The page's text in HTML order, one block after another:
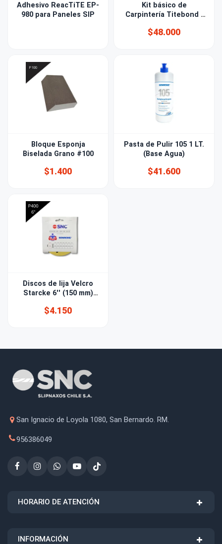
Adhesivo ReacTiTE EP-
980 para Paneles SIP
Kit básico de
Carpintería Titebond /
$48.000
Bloque Esponja
Biselada Grano #100
$1.400
Pasta de Pulir 105 1 LT.
(Base Agua)
$41.600
Discos de lija Velcro
Starcke 6'' (150 mm)
$4.150
San Ignacio de Loyola 1080, San Bernardo. RM.
956386049
HORARIO DE ATENCIÓN
INFORMACIÓN